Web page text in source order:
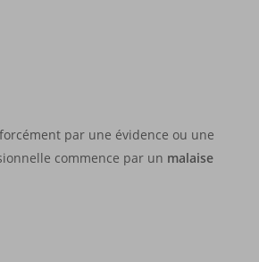
par une évidence ou une
commence par un malaise